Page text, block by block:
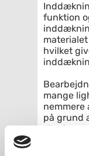
funktion
hvilket
mange
nemmere
på grund